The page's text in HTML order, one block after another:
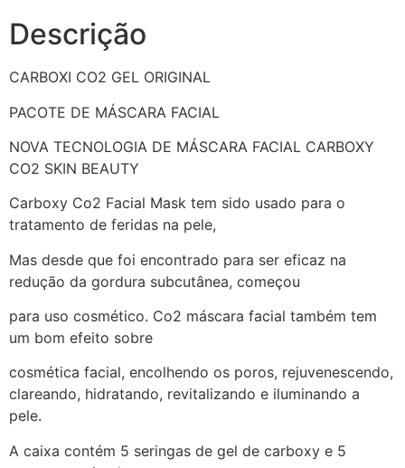
Descrição
CARBOXI CO2 GEL ORIGINAL
PACOTE DE MÁSCARA FACIAL
NOVA TECNOLOGIA DE MÁSCARA FACIAL CARBOXY
CO2 SKIN BEAUTY
Carboxy Co2 Facial Mask tem sido usado para o
tratamento de feridas na pele,
Mas desde que foi encontrado para ser eficaz na
redução da gordura subcutânea, começou
para uso cosmético. Co2 máscara facial também tem
um bom efeito sobre
cosmética facial, encolhendo os poros, rejuvenescendo,
clareando, hidratando, revitalizando e iluminando a
pele.
A caixa contém 5 seringas de gel de carboxy e 5